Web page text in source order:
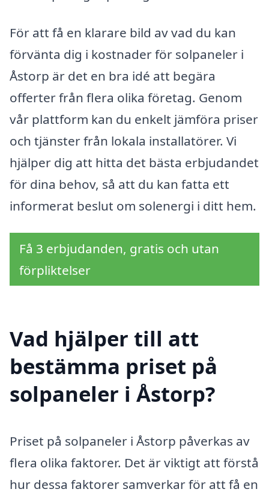
För att få en klarare bild av vad du kan
förvänta dig i kostnader för solpaneler i
Åstorp är det en bra idé att begära
offerter från flera olika företag. Genom
vår plattform kan du enkelt jämföra priser
och tjänster från lokala installatörer. Vi
hjälper dig att hitta det bästa erbjudandet
för dina behov, så att du kan fatta ett
informerat beslut om solenergi i ditt hem.
Få 3 erbjudanden, gratis och utan
förpliktelser
Vad hjälper till att
bestämma priset på
solpaneler i Åstorp?
Priset på solpaneler i Åstorp påverkas av
flera olika faktorer. Det är viktigt att förstå
hur dessa faktorer samverkar för att få en